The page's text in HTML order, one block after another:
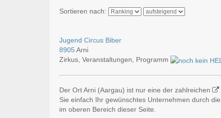
Sortieren nach:
Jugend Circus Biber
8905Arni
Zirkus, Veranstaltungen, Programm
Der Ort Arni (Aargau) ist nur eine der zahlreichen
Sie einfach Ihr gewünschtes Unternehmen durch
im oberen Bereich dieser Seite.